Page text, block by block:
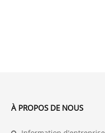
À PROPOS DE NOUS